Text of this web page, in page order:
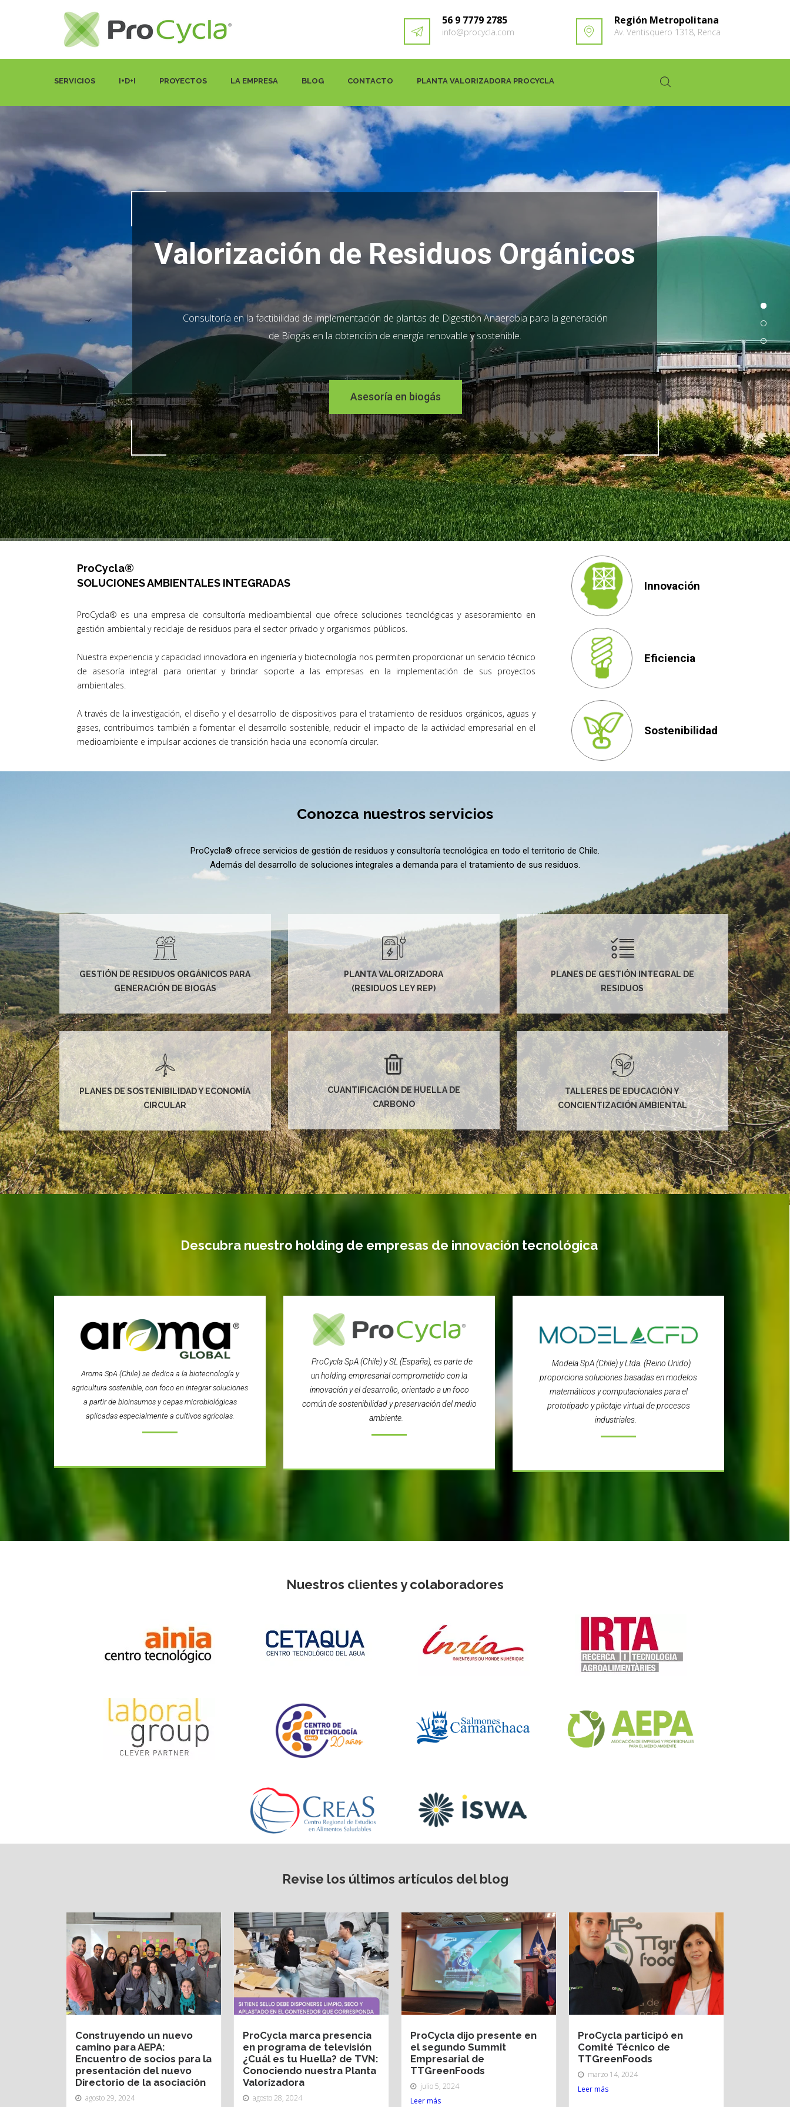
56 9 7779 2785
info@procycla.com
Región Metropolitana
Av. Ventisquero 1318, Renca
SERVICIOS I+D+I PROYECTOS LA EMPRESA BLOG CONTACTO PLANTA VALORIZADORA PROCYCLA
Consultoría en la factibilidad de implementación de plantas de Digestión Anaerobia para la generación
de Biogás en la obtención de energía renovable y sostenible.
Valorización de Residuos Orgánicos
Asesoría en biogás
ProCycla®
SOLUCIONES AMBIENTALES INTEGRADAS
ProCycla® es una empresa de consultoría medioambiental que ofrece soluciones tecnológicas y asesoramiento en
gestión ambiental y reciclaje de residuos para el sector privado y organismos públicos.
Nuestra experiencia y capacidad innovadora en ingeniería y biotecnología nos permiten proporcionar un servicio técnico
de asesoría integral para orientar y brindar soporte a las empresas en la implementación de sus proyectos
ambientales.
A través de la investigación, el diseño y el desarrollo de dispositivos para el tratamiento de residuos orgánicos, aguas y
gases, contribuimos también a fomentar el desarrollo sostenible, reducir el impacto de la actividad empresarial en el
medioambiente e impulsar acciones de transición hacia una economía circular.
Innovación
Eficiencia
Sostenibilidad
Conozca nuestros servicios
ProCycla® ofrece servicios de gestión de residuos y consultoría tecnológica en todo el territorio de Chile.
Además del desarrollo de soluciones integrales a demanda para el tratamiento de sus residuos.
GESTIÓN DE RESIDUOS ORGÁNICOS PARA
GENERACIÓN DE BIOGÁS
PLANTA VALORIZADORA
(RESIDUOS LEY REP)
PLANES DE GESTIÓN INTEGRAL DE
RESIDUOS
PLANES DE SOSTENIBILIDAD Y ECONOMÍA
CIRCULAR
CUANTIFICACIÓN DE HUELLA DE
CARBONO
TALLERES DE EDUCACIÓN Y
CONCIENTIZACIÓN AMBIENTAL
Descubra nuestro holding de empresas de innovación tecnológica
Aroma SpA (Chile) se dedica a la biotecnología y
agricultura sostenible, con foco en integrar soluciones
a partir de bioinsumos y cepas microbiológicas
aplicadas especialmente a cultivos agrícolas.
ProCycla SpA (Chile) y SL (España), es parte de
un holding empresarial comprometido con la
innovación y el desarrollo, orientado a un foco
común de sostenibilidad y preservación del medio
ambiente.
Modela SpA (Chile) y Ltda. (Reino Unido)
proporciona soluciones basadas en modelos
matemáticos y computacionales para el
prototipado y pilotaje virtual de procesos
industriales.
Nuestros clientes y colaboradores
Revise los últimos artículos del blog
Construyendo un nuevo
camino para AEPA:
Encuentro de socios para la
presentación del nuevo
Directorio de la asociación
agosto 29, 2024
ProCycla marca presencia
en programa de televisión
¿Cuál es tu Huella? de TVN:
Conociendo nuestra Planta
Valorizadora
agosto 28, 2024
ProCycla dijo presente en
el segundo Summit
Empresarial de
TTGreenFoods
julio 5, 2024
Leer más
ProCycla participó en
Comité Técnico de
TTGreenFoods
marzo 14, 2024
Leer más